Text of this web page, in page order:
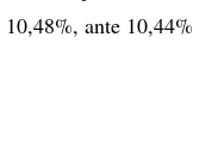
ante 10,44%